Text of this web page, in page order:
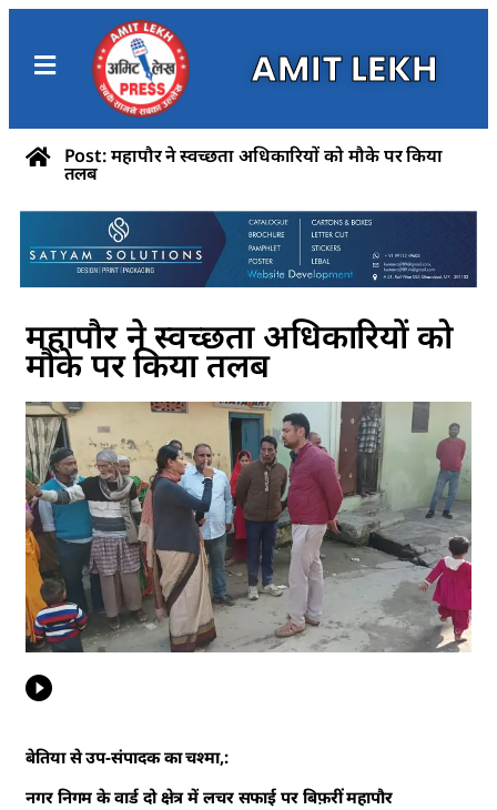
AMIT LEKH
Post: महापौर ने स्वच्छता अधिकारियों को मौके पर किया
तलब
महापौर ने स्वच्छता अधिकारियों को
मौके पर किया तलब
बेतिया से उप-संपादक का चश्मा,:
नगर निगम के वार्ड दो क्षेत्र में लचर सफाई पर बिफ़रीं महापौर